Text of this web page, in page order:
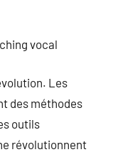
vocal
Les
des méthodes
outils
révolutionnent